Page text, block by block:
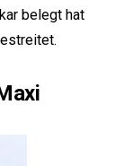
belegt hat